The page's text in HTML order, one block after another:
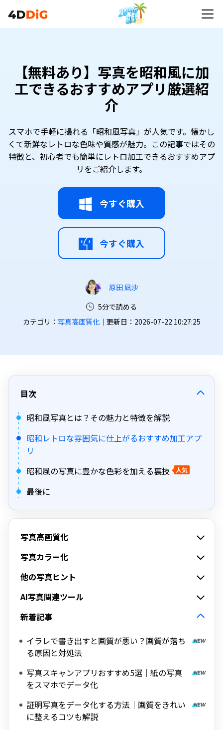
【無料あり】写真を昭和風に加
工できるおすすめアプリ厳選紹
介
スマホで手軽に撮れる「昭和風写真」が人気です。懐かし
くて新鮮なレトロな色味や質感が魅力。この記事ではその
特徴と、初心者でも簡単にレトロ加工できるおすすめアプ
リをご紹介します。
今すぐ購入
今すぐ購入
原田 凪沙
5分で読める
カテゴリ： 写真高画質化｜更新日：2026-07-22 10:27:25
目次
昭和風写真とは？その魅力と特徴を解説
昭和レトロな雰囲気に仕上がるおすすめ加工アプ
リ
昭和風の写真に豊かな色彩を加える裏技
人気
最後に
写真高画質化
写真カラー化
他の写真ヒント
AI写真関連ツール
新着記事
イラレで書き出すと画質が悪い？画質が落ち
る原因と対処法
写真スキャンアプリおすすめ5選｜紙の写真
をスマホでデータ化
証明写真をデータ化する方法｜画質をきれい
に整えるコツも解説